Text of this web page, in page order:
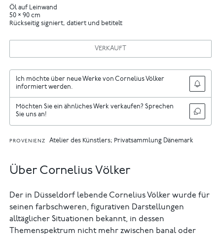
Öl auf Leinwand
50 × 90 cm
Rückseitig signiert, datiert und betitelt
VERKAUFT
Ich möchte über neue Werke von Cornelius Völker
informiert werden.
Möchten Sie ein ähnliches Werk verkaufen? Sprechen
Sie uns an!
PROVENIENZ Atelier des Künstlers; Privatsammlung Dänemark
Über Cornelius Völker
Der in Düsseldorf lebende Cornelius Völker wurde für
seinen farbschweren, figurativen Darstellungen
alltäglicher Situationen bekannt, in dessen
Themenspektrum nicht mehr zwischen banal oder